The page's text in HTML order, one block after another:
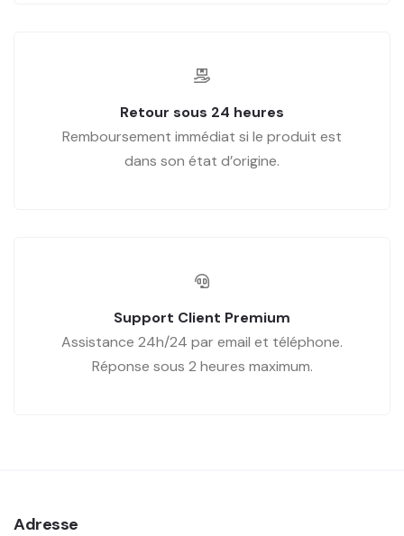
Retour sous 24 heures
Remboursement immédiat si le produit est
dans son état d’origine.
Support Client Premium
Assistance 24h/24 par email et téléphone.
Réponse sous 2 heures maximum.
Adresse